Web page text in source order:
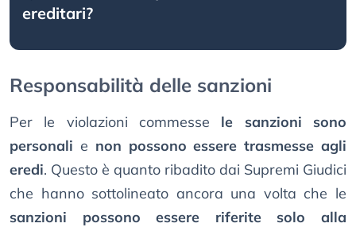
ereditari?
Responsabilità delle sanzioni
Per le violazioni commesse le sanzioni sono
personali e non possono essere trasmesse agli
eredi. Questo è quanto ribadito dai Supremi Giudici
che hanno sottolineato ancora una volta che le
sanzioni possono essere riferite solo alla